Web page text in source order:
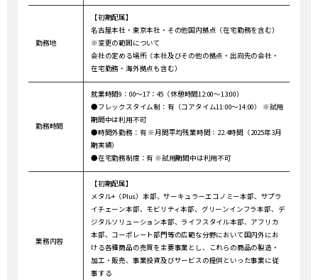
勤務地
【初期配属】
名古屋本社・東京本社・その他国内拠点（在宅勤務を含む）
※変更の範囲について
会社の定める場所（本社及びその他の拠点・出向先の会社・
在宅勤務・海外拠点も含む）
勤務時間
就業時間9：00～17：45（休憩時間12:00～13:00）
●フレックスタイム制：有（コアタイム11:00～14:00） ※試用
期間中は利用不可
●時間外勤務：有 ※月間平均残業時間：22.4時間（2025年3月
期実績）
●在宅勤務制度：有 ※試用期間中は利用不可
業務内容
【初期配属】
メタル+（Plus）本部、サーキュラーエコノミー本部、サプラ
イチェーン本部、モビリティ本部、グリーンインフラ本部、デ
ジタルソリューション本部、ライフスタイル本部、アフリカ
本部、コーポレート部門等の広範な分野において国内外にお
ける各種商品の売買を主要事業とし、これらの商品の製造・
加工・販売、事業投資及びサービスの提供といった事業に従
事する